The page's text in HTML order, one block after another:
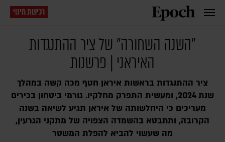
רכישת מינוי
"השנה השחורה" של ציר ההתנגדות
האיראני | פרשנות
ציר ההתנגדות בראשות איראן חטף מכה קשה במהלך
שנת 2024, ומעשית התפרק מחלקיו. גורמי ביטחון בכירים
מעריכים כי היחלשותה של איראן תגיע לשיאה בשנה
הקרובה, ותתבטא בהשמדה הצפויה של מתקני הגרעין,
מה שעשוי להביא להפלת המשטר